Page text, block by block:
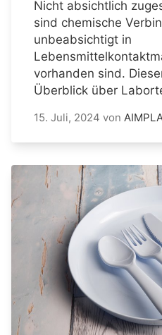
Nicht absichtlich
sind chemische
unbeabsichtigt in
vorhanden sind.
Überblick über
15. Juli, 2024 von